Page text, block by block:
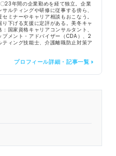
年間の企業勤めを経て独立。企業
ルティングや研修に従事する傍ら、
ミナーやキャリア相談もおこなう。
り下げる支援に定評がある。美冬キャ
国家資格キャリアコンサルタント、
プメント・アドバイザー（CDA）、2
ティング技能士、介護離職防止対策ア
プロフィール詳細・記事一覧 >